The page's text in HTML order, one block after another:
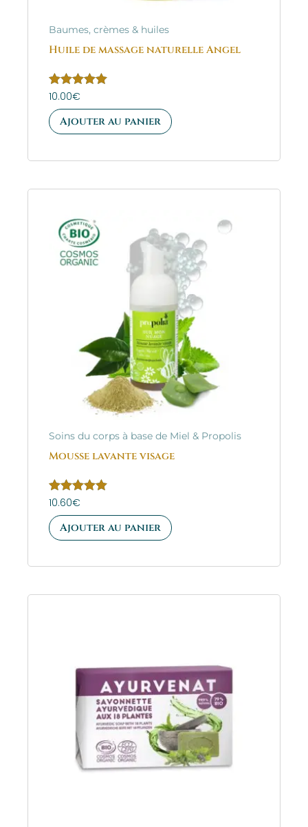
Baumes, crèmes & huiles
Huile de massage naturelle Angel
Note
sur 5
10.00€
Ajouter au panier
Soins du corps à base de Miel & Propolis
Mousse lavante visage
Note
sur 5
10.60€
Ajouter au panier